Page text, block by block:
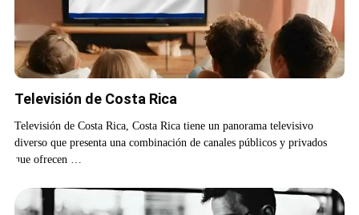
Televisión de Costa Rica
Televisión de Costa Rica, Costa Rica tiene un panorama televisivo
diverso que presenta una combinación de canales públicos y privados
que ofrecen …